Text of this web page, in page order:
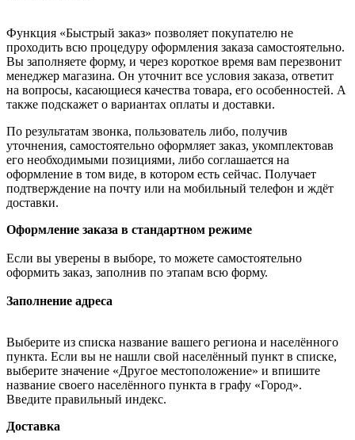
Функция «Быстрый заказ» позволяет покупателю не
проходить всю процедуру оформления заказа самостоятельно.
Вы заполняете форму, и через короткое время вам перезвонит
менеджер магазина. Он уточнит все условия заказа, ответит
на вопросы, касающиеся качества товара, его особенностей. А
также подскажет о вариантах оплаты и доставки.
По результатам звонка, пользователь либо, получив
уточнения, самостоятельно оформляет заказ, укомплектовав
его необходимыми позициями, либо соглашается на
оформление в том виде, в котором есть сейчас. Получает
подтверждение на почту или на мобильный телефон и ждёт
доставки.
Оформление заказа в стандартном режиме
Если вы уверены в выборе, то можете самостоятельно
оформить заказ, заполнив по этапам всю форму.
Заполнение адреса
Выберите из списка название вашего региона и населённого
пункта. Если вы не нашли свой населённый пункт в списке,
выберите значение «Другое местоположение» и впишите
название своего населённого пункта в графу «Город».
Введите правильный индекс.
Доставка